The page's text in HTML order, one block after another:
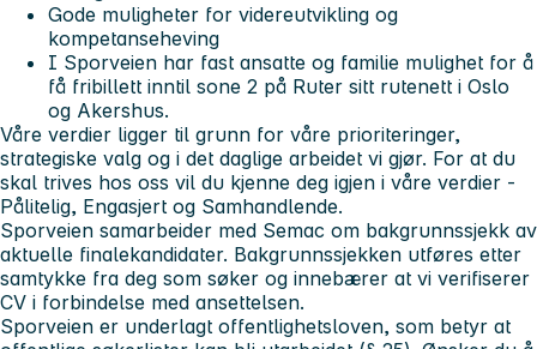
Gode muligheter for videreutvikling og
kompetanseheving
I Sporveien har fast ansatte og familie mulighet for å
få fribillett inntil sone 2 på Ruter sitt rutenett i Oslo
og Akershus.
Våre verdier ligger til grunn for våre prioriteringer,
strategiske valg og i det daglige arbeidet vi gjør. For at du
skal trives hos oss vil du kjenne deg igjen i våre verdier -
Pålitelig, Engasjert og Samhandlende.
Sporveien samarbeider med Semac om bakgrunnssjekk av
aktuelle finalekandidater. Bakgrunnssjekken utføres etter
samtykke fra deg som søker og innebærer at vi verifiserer
CV i forbindelse med ansettelsen.
Sporveien er underlagt offentlighetsloven, som betyr at